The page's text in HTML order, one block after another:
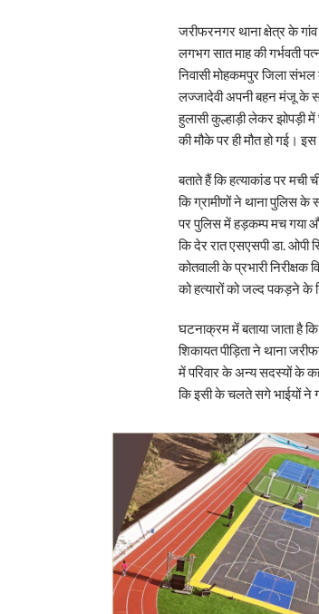
जरीफरनगर थाना क्षेत्र के
लगभग सात माह की गर्भवती
निवासी मोहकमपुर जिला संभल
लज्जादेवी अपनी बहन मंजू के
हुलासी कुल्हाड़ी लेकर झोपड़ी
की मौके पर ही मौत हो गई।
बताते हैं कि हत्याकांड पर मची
कि ग्रामीणों ने थाना पुलिस
पर पुलिस में हड़कम्प मच गया
कि देर रात एसएसपी डा. ओपी
कोतवाली के प्रभारी
को हत्यारों को जल्द पकड़ने के
घटनाक्रम में बताया जाता है
शिकायत पीड़िता ने थाना
में परिवार के अन्य सदस्यों के
कि इसी के चलते सगे भाईयों ने